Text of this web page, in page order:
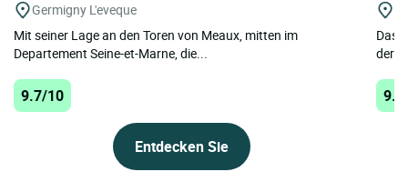
Germigny L'eveque
Mit seiner Lage an den Toren von Meaux, mitten im
Departement Seine-et-Marne, die...
9.7/10
Entdecken Sie
Das
der